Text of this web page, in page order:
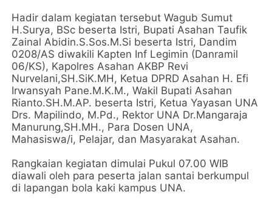
Hadir dalam kegiatan tersebut Wagub Sumut
H.Surya, BSc beserta Istri, Bupati Asahan Taufik
Zainal Abidin.S.Sos.M.Si beserta Istri, Dandim
0208/AS diwakili Kapten Inf Legimin (Danramil
06/KS), Kapolres Asahan AKBP Revi
Nurvelani,SH.SiK.MH, Ketua DPRD Asahan H. Efi
Irwansyah Pane.M.K.M., Wakil Bupati Asahan
Rianto.SH.M.AP. beserta Istri, Ketua Yayasan UNA
Drs. Mapilindo, M.Pd., Rektor UNA Dr.Mangaraja
Manurung,SH.MH., Para Dosen UNA,
Mahasiswa/i, Pelajar, dan Masyarakat Asahan.
Rangkaian kegiatan dimulai Pukul 07.00 WIB
diawali oleh para peserta jalan santai berkumpul
di lapangan bola kaki kampus UNA.